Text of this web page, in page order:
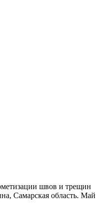
швов и трещин
Самарская область. Май